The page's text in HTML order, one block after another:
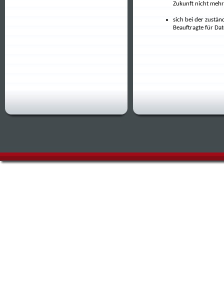
Zukunft nicht
sich bei der
Beauftragte für